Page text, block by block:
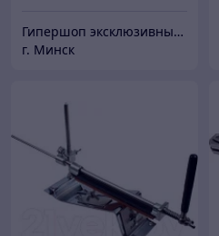
Гипершоп эксклюзивных товаров
г. Минск